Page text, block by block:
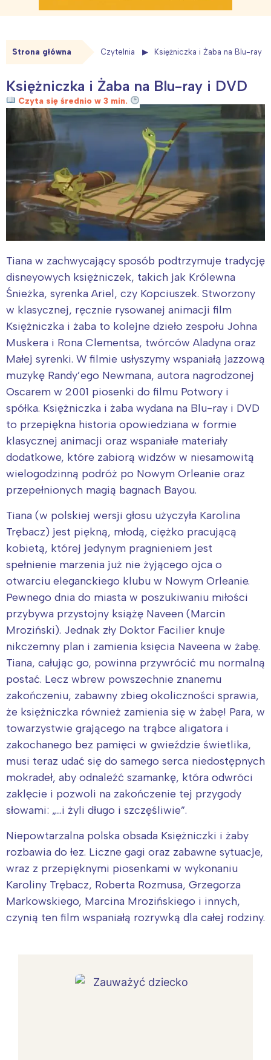
Strona główna Czytelnia Księżniczka i Żaba na Blu-ray i
Księżniczka i Żaba na Blu-ray i DVD
Czyta się średnio w 3 min.
Tiana w zachwycający sposób podtrzymuje tradycję
disneyowych księżniczek, takich jak Królewna
Śnieżka, syrenka Ariel, czy Kopciuszek. Stworzony
w klasycznej, ręcznie rysowanej animacji film
Księżniczka i żaba to kolejne dzieło zespołu Johna
Muskera i Rona Clementsa, twórców Aladyna oraz
Małej syrenki. W filmie usłyszymy wspaniałą jazzową
muzykę Randy’ego Newmana, autora nagrodzonej
Oscarem w 2001 piosenki do filmu Potwory i
spółka. Księżniczka i żaba wydana na Blu-ray i DVD
to przepiękna historia opowiedziana w formie
klasycznej animacji oraz wspaniałe materiały
dodatkowe, które zabiorą widzów w niesamowitą
wielogodzinną podróż po Nowym Orleanie oraz
przepełnionych magią bagnach Bayou.
Tiana (w polskiej wersji głosu użyczyła Karolina
Trębacz) jest piękną, młodą, ciężko pracującą
kobietą, której jedynym pragnieniem jest
spełnienie marzenia już nie żyjącego ojca o
otwarciu eleganckiego klubu w Nowym Orleanie.
Pewnego dnia do miasta w poszukiwaniu miłości
przybywa przystojny książę Naveen (Marcin
Mroziński). Jednak zły Doktor Facilier knuje
nikczemny plan i zamienia księcia Naveena w żabę.
Tiana, całując go, powinna przywrócić mu normalną
postać. Lecz wbrew powszechnie znanemu
zakończeniu, zabawny zbieg okoliczności sprawia,
że księżniczka również zamienia się w żabę! Para, w
towarzystwie grającego na trąbce aligatora i
zakochanego bez pamięci w gwieździe świetlika,
musi teraz udać się do samego serca niedostępnych
mokradeł, aby odnaleźć szamankę, która odwróci
zaklęcie i pozwoli na zakończenie tej przygody
słowami: „…i żyli długo i szczęśliwie”.
Niepowtarzalna polska obsada Księżniczki i żaby
rozbawia do łez. Liczne gagi oraz zabawne sytuacje,
wraz z przepięknymi piosenkami w wykonaniu
Karoliny Trębacz, Roberta Rozmusa, Grzegorza
Markowskiego, Marcina Mrozińskiego i innych,
czynią ten film wspaniałą rozrywką dla całej rodziny.